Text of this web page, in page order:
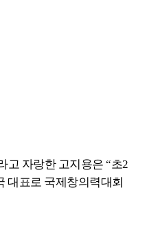
고 자랑한 고지용은 “초2
대표로 국제창의력대회